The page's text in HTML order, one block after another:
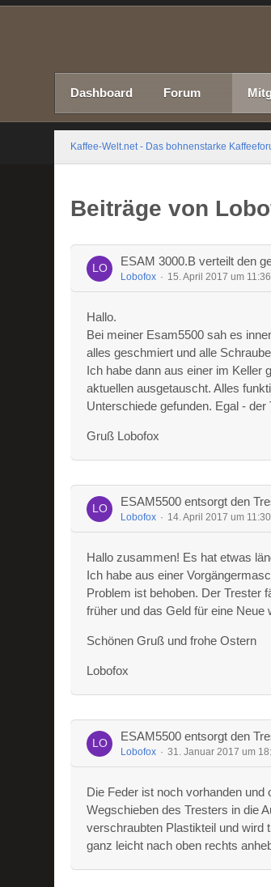
Dashboard Forum
Kaffee-Welt.net - Das bohnenstarke
Beiträge von
ESAM 3000.B verteilt den
Lobofox 15. April 2017 um 11:36
Hallo.
Bei meiner Esam5500 sah es
alles geschmiert und alle
Ich habe dann aus einer im Keller
aktuellen ausgetauscht. Alles
Unterschiede gefunden. Egal -
Gruß Lobofox
ESAM5500 entsorgt den
Lobofox 14. April 2017 um 11:30
Hallo zusammen! Es hat etwas
Ich habe aus einer
Problem ist behoben. Der Trester
früher und das Geld für eine Neue
Schönen Gruß und frohe Ostern
Lobofox
ESAM5500 entsorgt den
Lobofox 31. Januar 2017 um
Die Feder ist noch vorhanden
Wegschieben des Tresters in die
verschraubten Plastikteil und wird
ganz leicht nach oben rechts